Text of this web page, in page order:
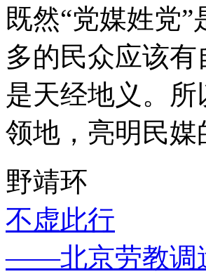
既然“党媒姓党
多的民众应该
是天经地义。
领地，亮明民
野靖环
不虚此行
——北京劳教调